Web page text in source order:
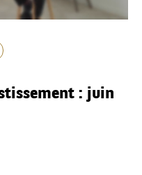
: juin